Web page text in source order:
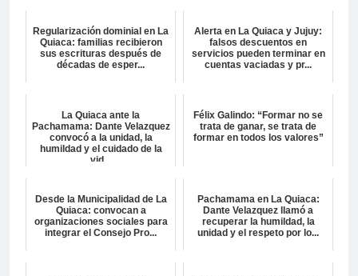
Regularización dominial en La
Quiaca: familias recibieron
sus escrituras después de
décadas de esper...
Alerta en La Quiaca y Jujuy:
falsos descuentos en
servicios pueden terminar en
cuentas vaciadas y pr...
La Quiaca ante la
Pachamama: Dante Velazquez
convocó a la unidad, la
humildad y el cuidado de la
vid...
Félix Galindo: “Formar no se
trata de ganar, se trata de
formar en todos los valores”
Desde la Municipalidad de La
Quiaca: convocan a
organizaciones sociales para
integrar el Consejo Pro...
Pachamama en La Quiaca:
Dante Velazquez llamó a
recuperar la humildad, la
unidad y el respeto por lo...